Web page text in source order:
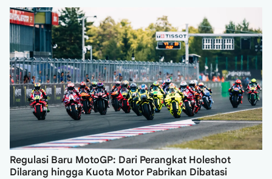
Regulasi Baru MotoGP: Dari Perangkat Holeshot
Dilarang hingga Kuota Motor Pabrikan Dibatasi